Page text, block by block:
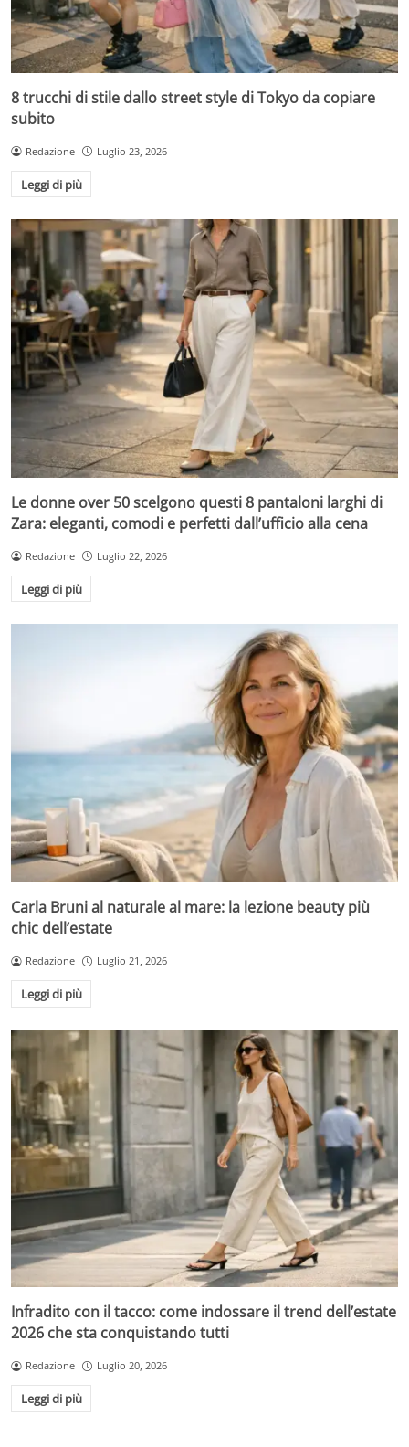
8 trucchi di stile dallo street style di Tokyo da copiare
subito
Redazione Luglio 23, 2026
Leggi di più
Le donne over 50 scelgono questi 8 pantaloni larghi di
Zara: eleganti, comodi e perfetti dall’ufficio alla cena
Redazione Luglio 22, 2026
Leggi di più
Carla Bruni al naturale al mare: la lezione beauty più
chic dell’estate
Redazione Luglio 21, 2026
Leggi di più
Infradito con il tacco: come indossare il trend dell’estate
2026 che sta conquistando tutti
Redazione Luglio 20, 2026
Leggi di più